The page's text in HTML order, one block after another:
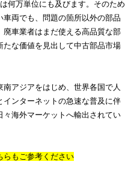
何万単位にも及びます。そのため
両でも、問題の箇所以外の部品
車業者はまだ使える高品質な部
な価値を見出して中古部品市場
アジアをはじめ、世界各国で人
ンターネットの急速な普及に伴
海外マーケットへ輸出されてい
らもご参考ください